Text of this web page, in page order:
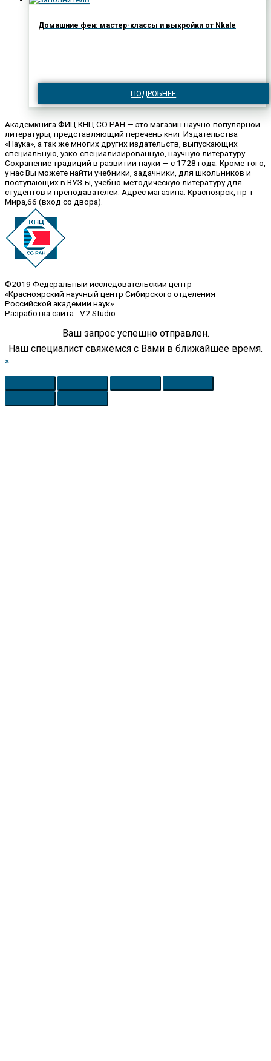
Домашние феи: мастер-классы и выкройки от Nkale
ПОДРОБНЕЕ
Академкнига ФИЦ КНЦ СО РАН — это магазин научно-популярной
литературы, представляющий перечень книг Издательства
«Наука», а так же многих других издательств, выпускающих
специальную, узко-специализированную, научную литературу.
Сохранение традиций в развитии науки — с 1728 года. Кроме того,
у нас Вы можете найти учебники, задачники, для школьников и
поступающих в ВУЗ-ы, учебно-методическую литературу для
студентов и преподавателей. Адрес магазина: Красноярск, пр-т
Мира,66 (вход со двора).
©2019 Федеральный исследовательский центр
«Красноярский научный центр Сибирского отделения
Российской академии наук»
Разработка сайта - V2 Studio
Ваш запрос успешно отправлен.
Наш специалист свяжемся с Вами в ближайшее время.
×